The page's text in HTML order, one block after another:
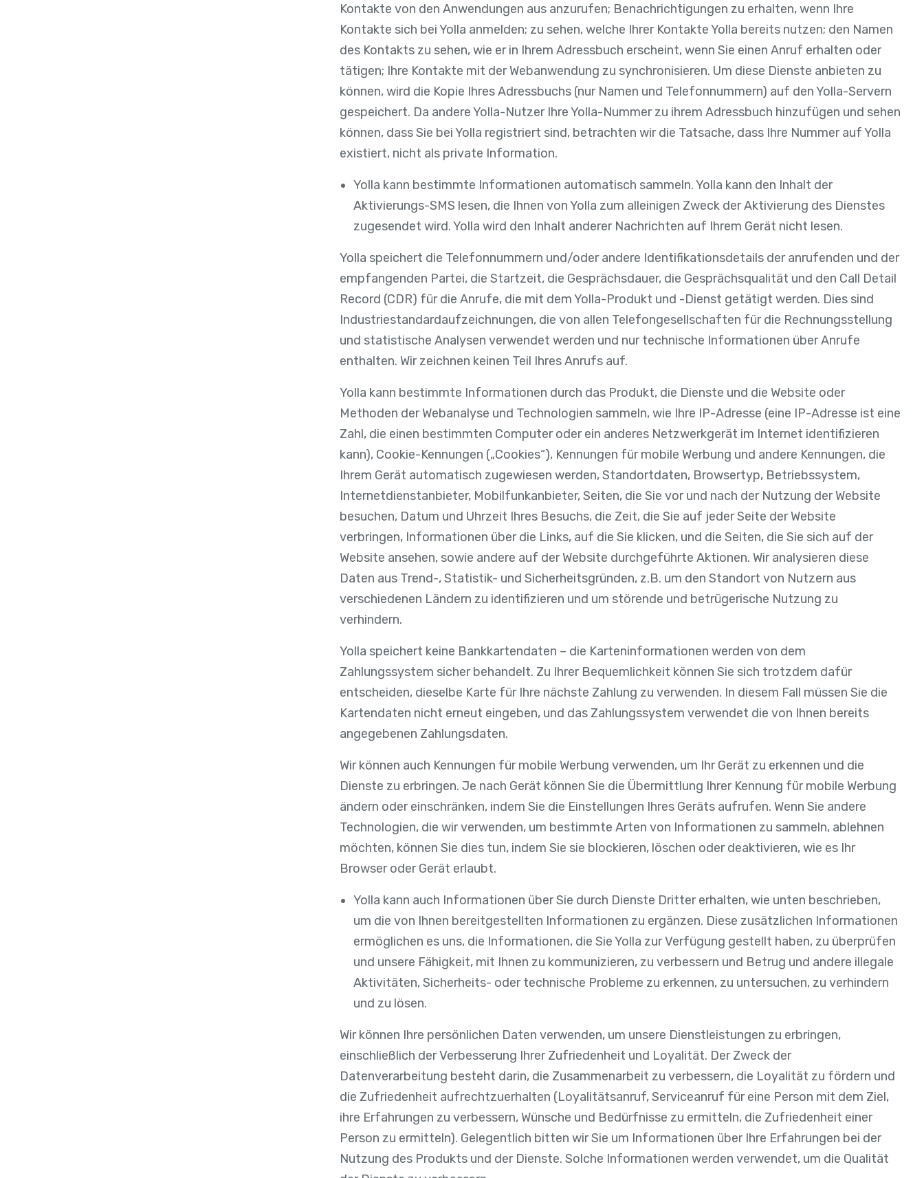
Kontakte von den Anwendungen aus anzurufen; Benachrichtigungen zu erhalten, wenn Ihre
Kontakte sich bei Yolla anmelden; zu sehen, welche Ihrer Kontakte Yolla bereits nutzen; den Namen
des Kontakts zu sehen, wie er in Ihrem Adressbuch erscheint, wenn Sie einen Anruf erhalten oder
tätigen; Ihre Kontakte mit der Webanwendung zu synchronisieren. Um diese Dienste anbieten zu
können, wird die Kopie Ihres Adressbuchs (nur Namen und Telefonnummern) auf den Yolla-Servern
gespeichert. Da andere Yolla-Nutzer Ihre Yolla-Nummer zu ihrem Adressbuch hinzufügen und sehen
können, dass Sie bei Yolla registriert sind, betrachten wir die Tatsache, dass Ihre Nummer auf Yolla
existiert, nicht als private Information.
Yolla kann bestimmte Informationen automatisch sammeln. Yolla kann den Inhalt der
Aktivierungs-SMS lesen, die Ihnen von Yolla zum alleinigen Zweck der Aktivierung des Dienstes
zugesendet wird. Yolla wird den Inhalt anderer Nachrichten auf Ihrem Gerät nicht lesen.
Yolla speichert die Telefonnummern und/oder andere Identifikationsdetails der anrufenden und der
empfangenden Partei, die Startzeit, die Gesprächsdauer, die Gesprächsqualität und den Call Detail
Record (CDR) für die Anrufe, die mit dem Yolla-Produkt und -Dienst getätigt werden. Dies sind
Industriestandardaufzeichnungen, die von allen Telefongesellschaften für die Rechnungsstellung
und statistische Analysen verwendet werden und nur technische Informationen über Anrufe
enthalten. Wir zeichnen keinen Teil Ihres Anrufs auf.
Yolla kann bestimmte Informationen durch das Produkt, die Dienste und die Website oder
Methoden der Webanalyse und Technologien sammeln, wie Ihre IP-Adresse (eine IP-Adresse ist eine
Zahl, die einen bestimmten Computer oder ein anderes Netzwerkgerät im Internet identifizieren
kann), Cookie-Kennungen („Cookies“), Kennungen für mobile Werbung und andere Kennungen, die
Ihrem Gerät automatisch zugewiesen werden, Standortdaten, Browsertyp, Betriebssystem,
Internetdienstanbieter, Mobilfunkanbieter, Seiten, die Sie vor und nach der Nutzung der Website
besuchen, Datum und Uhrzeit Ihres Besuchs, die Zeit, die Sie auf jeder Seite der Website
verbringen, Informationen über die Links, auf die Sie klicken, und die Seiten, die Sie sich auf der
Website ansehen, sowie andere auf der Website durchgeführte Aktionen. Wir analysieren diese
Daten aus Trend-, Statistik- und Sicherheitsgründen, z.B. um den Standort von Nutzern aus
verschiedenen Ländern zu identifizieren und um störende und betrügerische Nutzung zu
verhindern.
Yolla speichert keine Bankkartendaten – die Karteninformationen werden von dem
Zahlungssystem sicher behandelt. Zu Ihrer Bequemlichkeit können Sie sich trotzdem dafür
entscheiden, dieselbe Karte für Ihre nächste Zahlung zu verwenden. In diesem Fall müssen Sie die
Kartendaten nicht erneut eingeben, und das Zahlungssystem verwendet die von Ihnen bereits
angegebenen Zahlungsdaten.
Wir können auch Kennungen für mobile Werbung verwenden, um Ihr Gerät zu erkennen und die
Dienste zu erbringen. Je nach Gerät können Sie die Übermittlung Ihrer Kennung für mobile Werbung
ändern oder einschränken, indem Sie die Einstellungen Ihres Geräts aufrufen. Wenn Sie andere
Technologien, die wir verwenden, um bestimmte Arten von Informationen zu sammeln, ablehnen
möchten, können Sie dies tun, indem Sie sie blockieren, löschen oder deaktivieren, wie es Ihr
Browser oder Gerät erlaubt.
Yolla kann auch Informationen über Sie durch Dienste Dritter erhalten, wie unten beschrieben,
um die von Ihnen bereitgestellten Informationen zu ergänzen. Diese zusätzlichen Informationen
ermöglichen es uns, die Informationen, die Sie Yolla zur Verfügung gestellt haben, zu überprüfen
und unsere Fähigkeit, mit Ihnen zu kommunizieren, zu verbessern und Betrug und andere illegale
Aktivitäten, Sicherheits- oder technische Probleme zu erkennen, zu untersuchen, zu verhindern
und zu lösen.
Wir können Ihre persönlichen Daten verwenden, um unsere Dienstleistungen zu erbringen,
einschließlich der Verbesserung Ihrer Zufriedenheit und Loyalität. Der Zweck der
Datenverarbeitung besteht darin, die Zusammenarbeit zu verbessern, die Loyalität zu fördern und
die Zufriedenheit aufrechtzuerhalten (Loyalitätsanruf, Serviceanruf für eine Person mit dem Ziel,
ihre Erfahrungen zu verbessern, Wünsche und Bedürfnisse zu ermitteln, die Zufriedenheit einer
Person zu ermitteln). Gelegentlich bitten wir Sie um Informationen über Ihre Erfahrungen bei der
Nutzung des Produkts und der Dienste. Solche Informationen werden verwendet, um die Qualität